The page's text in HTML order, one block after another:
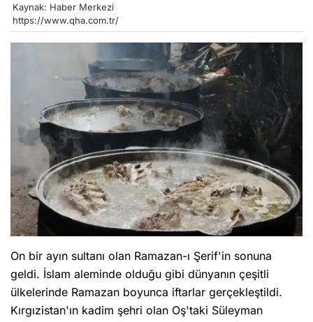
Kaynak: Haber Merkezi
https://www.qha.com.tr/
On bir ayın sultanı olan Ramazan-ı Şerif'in sonuna
geldi. İslam aleminde olduğu gibi dünyanın çeşitli
ülkelerinde Ramazan boyunca iftarlar gerçekleştildi.
Kırgızistan'ın kadim şehri olan Oş'taki Süleyman